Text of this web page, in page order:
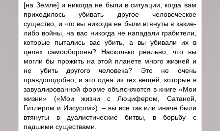
[на Земле] и никогда не были в ситуации, когда вам
приходилось убивать другое человеческое
существо, и что вы никогда не были втянуты в какие-
либо войны, на вас никогда не нападали грабители,
которые пытались вас убить, а вы убивали их в
целях самообороны? Насколько реально, что вы
могли бы прожить на этой планете много жизней и
не убить другого человека? Это не очень
правдоподобно, и это одна из тех вещей, которые в
завуалированной форме объясняются в книге «Мои
жизни» («Мои жизни с Люцифером, Сатаной,
Гитлером и Иисусом»), – вы все так или иначе были
втянуты в дуалистические битвы, в борьбу с
падшими существами.